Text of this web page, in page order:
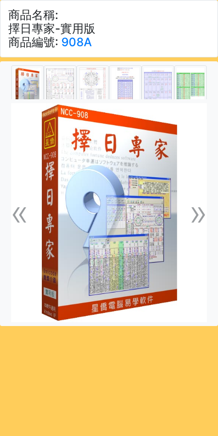
商品名稱:
擇日專家-實用版
商品編號: 908A
«上一張 »下一